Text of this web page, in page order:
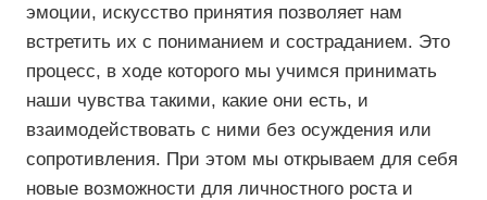
эмоции, искусство принятия позволяет нам
встретить их с пониманием и состраданием. Это
процесс, в ходе которого мы учимся принимать
наши чувства такими, какие они есть, и
взаимодействовать с ними без осуждения или
сопротивления. При этом мы открываем для себя
новые возможности для личностного роста и